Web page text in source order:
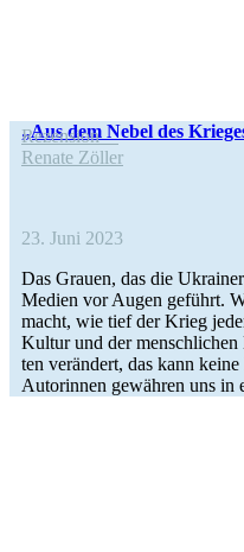
„Aus dem Nebel des
Rezen­sion
Renate Zöller
23. Juni 2023
Das Grauen, das die
Medien vor Augen geführt.
macht, wie tief der Krieg
Kultur und der
ten ver­än­dert, das kann
Autorin­nen gewäh­ren uns